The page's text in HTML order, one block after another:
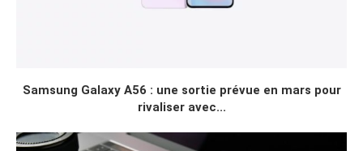
Samsung Galaxy A56 : une sortie prévue en mars pour
rivaliser avec...